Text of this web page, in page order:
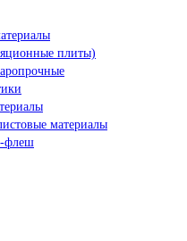
плиты)
материалы
флеш